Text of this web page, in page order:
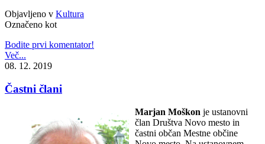
Objavljeno v Kultura
Označeno kot
Bodite prvi komentator!
Več...
08. 12. 2019
Častni člani
Marjan Moškon je ustanovni
član Društva Novo mesto in
častni občan Mestne občine